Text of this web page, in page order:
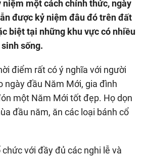
niệm một cách chính thức, ngày
được kỷ niệm đâu đó trên đất
biệt tại những khu vực có nhiều
sống.
điểm rất có ý nghĩa với người
ngày đầu Năm Mới, gia đình
một Năm Mới tốt đẹp. Họ dọn
đầu năm, ăn các loại bánh cổ
với đầy đủ các nghi lễ và